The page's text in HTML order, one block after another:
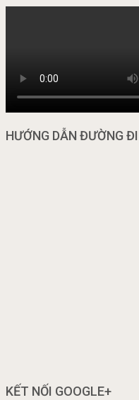
HƯỚNG DẪN ĐƯỜNG
KẾT NỐI GOOGLE+